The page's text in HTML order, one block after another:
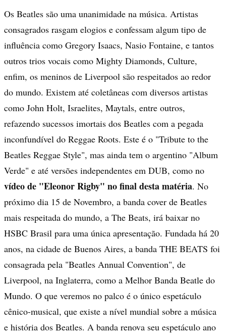
Os Beatles são uma unanimidade na música. Artistas
consagrados rasgam elogios e confessam algum tipo de
influência como Gregory Isaacs, Nasio Fontaine, e tantos
outros trios vocais como Mighty Diamonds, Culture,
enfim, os meninos de Liverpool são respeitados ao redor
do mundo. Existem até coletâneas com diversos artistas
como John Holt, Israelites, Maytals, entre outros,
refazendo sucessos imortais dos Beatles com a pegada
inconfundível do Reggae Roots. Este é o "Tribute to the
Beatles Reggae Style", mas ainda tem o argentino "Album
Verde" e até versões independentes em DUB, como no
vídeo de "Eleonor Rigby" no final desta matéria. No
próximo dia 15 de Novembro, a banda cover de Beatles
mais respeitada do mundo, a The Beats, irá baixar no
HSBC Brasil para uma única apresentação. Fundada há 20
anos, na cidade de Buenos Aires, a banda THE BEATS foi
consagrada pela "Beatles Annual Convention", de
Liverpool, na Inglaterra, como a Melhor Banda Beatle do
Mundo. O que veremos no palco é o único espetáculo
cênico-musical, que existe a nível mundial sobre a música
e história dos Beatles. A banda renova seu espetáculo ano